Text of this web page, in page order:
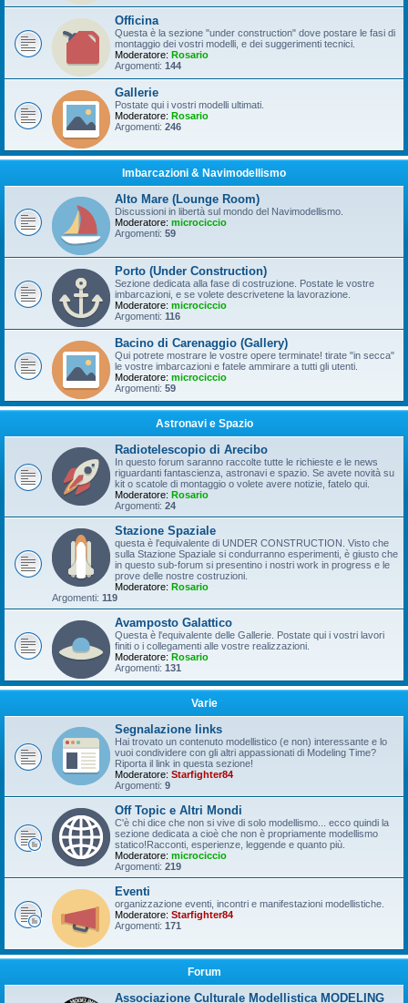
Officina
Questa è la sezione "under construction" dove postare le fasi di
montaggio dei vostri modelli, e dei suggerimenti tecnici.
Moderatore: Rosario
Argomenti: 144
Gallerie
Postate qui i vostri modelli ultimati.
Moderatore: Rosario
Argomenti: 246
Imbarcazioni & Navimodellismo
Alto Mare (Lounge Room)
Discussioni in libertà sul mondo del Navimodellismo.
Moderatore: microciccio
Argomenti: 59
Porto (Under Construction)
Sezione dedicata alla fase di costruzione. Postate le vostre
imbarcazioni, e se volete descrivetene la lavorazione.
Moderatore: microciccio
Argomenti: 116
Bacino di Carenaggio (Gallery)
Qui potrete mostrare le vostre opere terminate! tirate "in secca"
le vostre imbarcazioni e fatele ammirare a tutti gli utenti.
Moderatore: microciccio
Argomenti: 59
Astronavi e Spazio
Radiotelescopio di Arecibo
In questo forum saranno raccolte tutte le richieste e le news
riguardanti fantascienza, astronavi e spazio. Se avete novità su
kit o scatole di montaggio o volete avere notizie, fatelo qui.
Moderatore: Rosario
Argomenti: 24
Stazione Spaziale
questa è l'equivalente di UNDER CONSTRUCTION. Visto che
sulla Stazione Spaziale si condurranno esperimenti, è giusto che
in questo sub-forum si presentino i nostri work in progress e le
prove delle nostre costruzioni.
Moderatore: Rosario
Argomenti: 119
Avamposto Galattico
Questa è l'equivalente delle Gallerie. Postate qui i vostri lavori
finiti o i collegamenti alle vostre realizzazioni.
Moderatore: Rosario
Argomenti: 131
Varie
Segnalazione links
Hai trovato un contenuto modellistico (e non) interessante e lo
vuoi condividere con gli altri appassionati di Modeling Time?
Riporta il link in questa sezione!
Moderatore: Starfighter84
Argomenti: 9
Off Topic e Altri Mondi
C'è chi dice che non si vive di solo modellismo... ecco quindi la
sezione dedicata a cioè che non è propriamente modellismo
statico!Racconti, esperienze, leggende e quanto più.
Moderatore: microciccio
Argomenti: 219
Eventi
organizzazione eventi, incontri e manifestazioni modellistiche.
Moderatore: Starfighter84
Argomenti: 171
Forum
Associazione Culturale Modellistica MODELING